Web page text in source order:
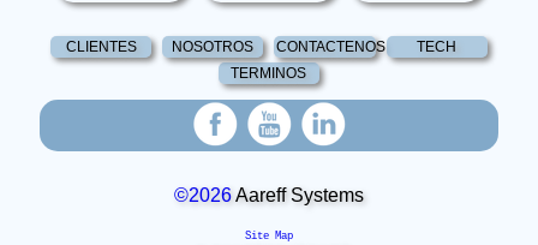
CLIENTES NOSOTROS CONTACTENOS
TECH
TERMINOS
©2026Aareff Systems
Site Map